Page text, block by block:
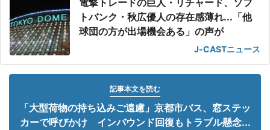
電撃トレードの巨人・リチャード、ソフ
トバンク・秋広優人の存在感薄れ...「他
球団の方が出場機会ある」の声が
J-CASTニュース
記事本文を読む
「大型荷物の持ち込みご遠慮」京都市バス、窓ステッ
カーで呼びかけ インバウンド回復もトラブル懸念...